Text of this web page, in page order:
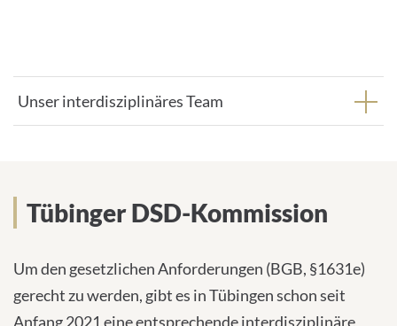
Unser interdisziplinäres Team
Tübinger DSD-Kommission
Tübinger DSD-Kommission
Um den gesetzlichen Anforderungen (BGB, §1631e)
gerecht zu werden, gibt es in Tübingen schon seit
Anfang 2021 eine entsprechende interdisziplinäre